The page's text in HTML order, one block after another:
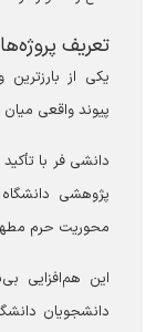
تعریف
یکی از
پیوند واقعی
دانشی فر با
پژوهشی
محوریت حرم
این هم‌افزایی
دانشجویان